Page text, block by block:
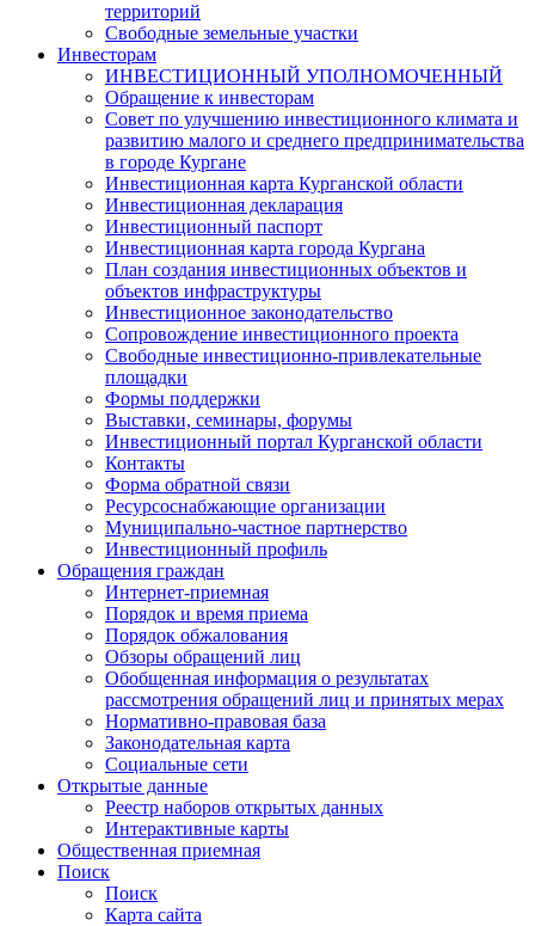
территорий
Свободные земельные участки
Инвесторам
ИНВЕСТИЦИОННЫЙ УПОЛНОМОЧЕННЫЙ
Обращение к инвесторам
Совет по улучшению инвестиционного климата и
развитию малого и среднего предпринимательства
в городе Кургане
Инвестиционная карта Курганской области
Инвестиционная декларация
Инвестиционный паспорт
Инвестиционная карта города Кургана
План создания инвестиционных объектов и
объектов инфраструктуры
Инвестиционное законодательство
Сопровождение инвестиционного проекта
Свободные инвестиционно-привлекательные
площадки
Формы поддержки
Выставки, семинары, форумы
Инвестиционный портал Курганской области
Контакты
Форма обратной связи
Ресурсоснабжающие организации
Муниципально-частное партнерство
Инвестиционный профиль
Обращения граждан
Интернет-приемная
Порядок и время приема
Порядок обжалования
Обзоры обращений лиц
Обобщенная информация о результатах
рассмотрения обращений лиц и принятых мерах
Нормативно-правовая база
Законодательная карта
Социальные сети
Открытые данные
Реестр наборов открытых данных
Интерактивные карты
Общественная приемная
Поиск
Поиск
Карта сайта